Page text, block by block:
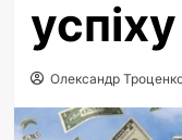
Олександр